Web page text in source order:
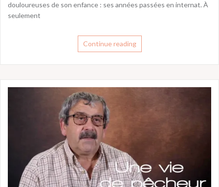
douloureuses de son enfance : ses années passées en internat. À
seulement
Continue reading